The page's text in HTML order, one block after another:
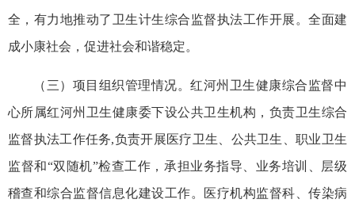
全，有力地推动了卫生计生综合监督执法工作开展。全面建
成小康社会，促进社会和谐稳定。
（三）项目组织管理情况。红河州卫生健康综合监督中
心所属红河州卫生健康委下设公共卫生机构，负责卫生综合
监督执法工作任务,负责开展医疗卫生、公共卫生、职业卫生
监督和“双随机”检查工作，承担业务指导、业务培训、层级
稽查和综合监督信息化建设工作。医疗机构监督科、传染病